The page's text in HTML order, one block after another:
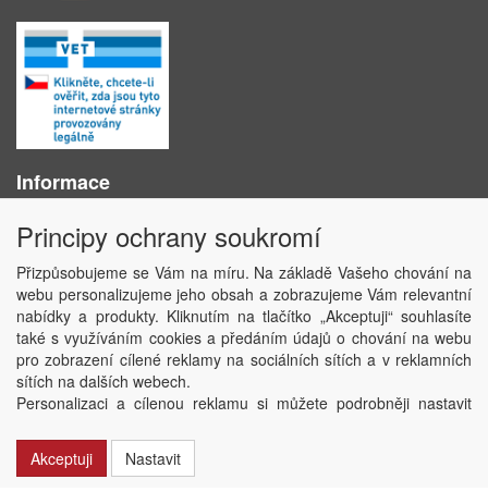
Informace
Obchodní podmínky
Ochrana osobních údajů
Kontakt
Losování účtenek
Aktuality
Nastavení soukromí
Copyright © ABRA Software a.s. 2020
Principy ochrany soukromí
Přizpůsobujeme se Vám na míru. Na základě Vašeho chování na
webu personalizujeme jeho obsah a zobrazujeme Vám relevantní
nabídky a produkty. Kliknutím na tlačítko „Akceptuji“ souhlasíte
také s využíváním cookies a předáním údajů o chování na webu
pro zobrazení cílené reklamy na sociálních sítích a v reklamních
sítích na dalších webech.
Personalizaci a cílenou reklamu si můžete podrobněji nastavit
Akceptuji
Nastavit